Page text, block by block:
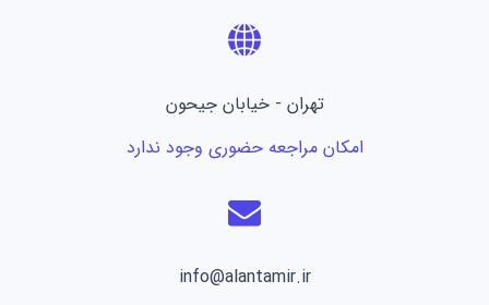
تهران - خیابان جیحون
امکان مراجعه حضوری وجود ندارد
info@alantamir.ir